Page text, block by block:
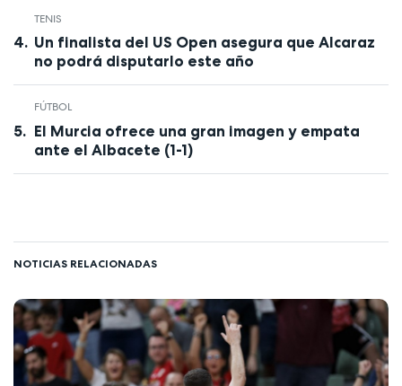
TENIS
Un finalista del US Open asegura que Alcaraz
no podrá disputarlo este año
FÚTBOL
El Murcia ofrece una gran imagen y empata
ante el Albacete (1-1)
NOTICIAS RELACIONADAS